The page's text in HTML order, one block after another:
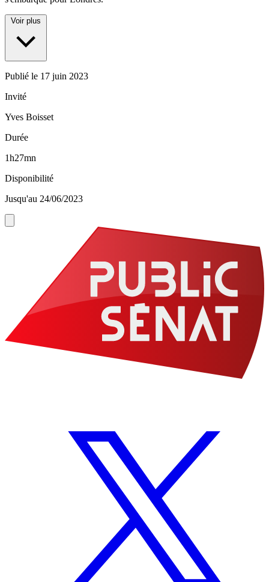
Voir plus
Publié le 17 juin 2023
Invité
Yves Boisset
Durée
1h27mn
Disponibilité
Jusqu'au 24/06/2023